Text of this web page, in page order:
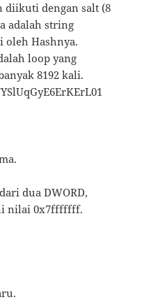
diikuti dengan salt (8
adalah string
oleh Hashnya.
loop yang
8192 kali.
dua DWORD,
nilai 0x7fffffff.